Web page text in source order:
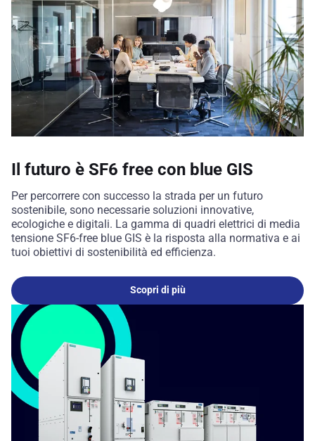
Il futuro è SF6 free con blue GIS
Per percorrere con successo la strada per un futuro
sostenibile, sono necessarie soluzioni innovative,
ecologiche e digitali. La gamma di quadri elettrici di media
tensione SF6-free blue GIS è la risposta alla normativa e ai
tuoi obiettivi di sostenibilità ed efficienza.
Scopri di più